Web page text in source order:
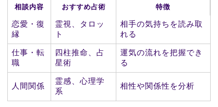
相談内容 おすすめ占術 特徴
恋愛・復
縁
霊視、タロッ
ト
相手の気持ちを読み取
れる
仕事・転
職
四柱推命、占
星術
運気の流れを把握でき
る
人間関係
霊感、心理学
系
相性や関係性を分析